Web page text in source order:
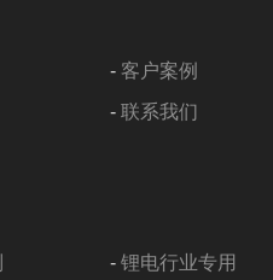
- 客户案例
-联系我们
-锂电行业专用